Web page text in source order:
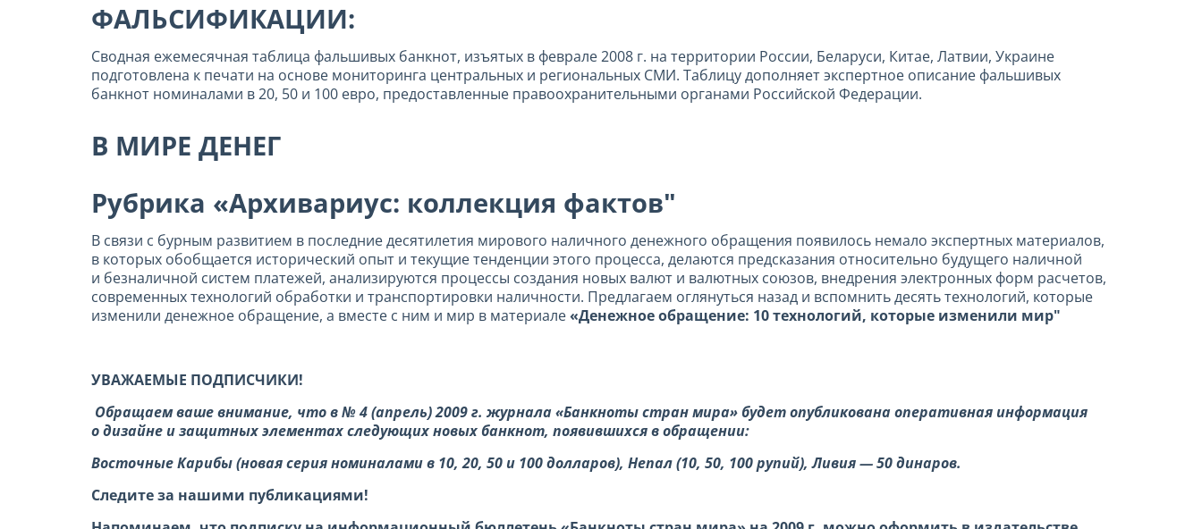
ФАЛЬСИФИКАЦИИ:
Сводная ежемесячная таблица фальшивых банкнот, изъятых в феврале 2008 г. на территории России, Беларуси, Китае, Латвии, Украине
подготовлена к печати на основе мониторинга центральных и региональных СМИ. Таблицу дополняет экспертное описание фальшивых
банкнот номиналами в 20, 50 и 100 евро, предоставленные правоохранительными органами Российской Федерации.
В МИРЕ ДЕНЕГ
Рубрика «Архивариус: коллекция фактов"
В связи с бурным развитием в последние десятилетия мирового наличного денежного обращения появилось немало экспертных материалов,
в которых обобщается исторический опыт и текущие тенденции этого процесса, делаются предсказания относительно будущего наличной
и безналичной систем платежей, анализируются процессы создания новых валют и валютных союзов, внедрения электронных форм расчетов,
современных технологий обработки и транспортировки наличности. Предлагаем оглянуться назад и вспомнить десятьтехнологий, которые
изменили денежное обращение, а вместе с ним и мир в материале«Денежное обращение: 10 технологий, которые изменили мир"
УВАЖАЕМЫЕ ПОДПИСЧИКИ!
Обращаем ваше внимание, что в № 4 (апрель) 2009 г. журнала «Банкноты стран мира» будет опубликована оперативная информация
о дизайне и защитных элементах следующих новых банкнот, появившихся в обращении:
Восточные Карибы (новая серия номиналами в 10, 20, 50 и 100 долларов), Непал (10, 50, 100 рупий), Ливия — 50 динаров.
Следите за нашими публикациями!